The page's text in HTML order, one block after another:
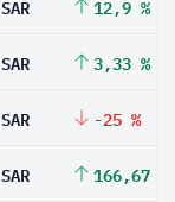
12,9 %
3,33 %
-25 %
166,67 %